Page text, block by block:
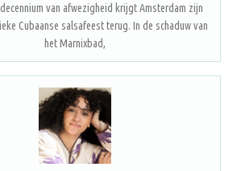
van afwezigheid krijgt Amsterdam zijn
Cubaanse salsafeest terug. In de schaduw van
het Marnixbad,